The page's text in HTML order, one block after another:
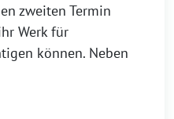
zweiten Termin
Werk für
können. Neben